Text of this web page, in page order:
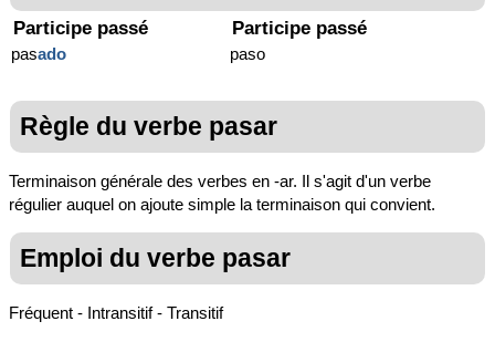
Participe passé
pasado
Participe passé
paso
Règle du verbe pasar
Terminaison générale des verbes en -ar. Il s'agit d'un verbe
régulier auquel on ajoute simple la terminaison qui convient.
Emploi du verbe pasar
Fréquent - Intransitif - Transitif